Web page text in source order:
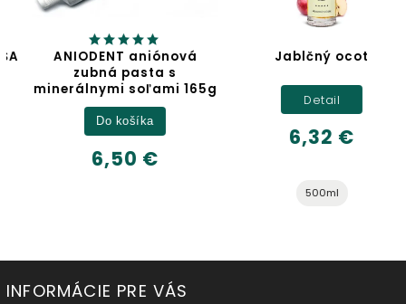
ANIODENT aniónová
zubná pasta s
minerálnymi soľami 165g
6,50 €
Do košíka
Jablčný ocot
6,32 €
Detail
500ml
INFORMÁCIE PRE VÁS